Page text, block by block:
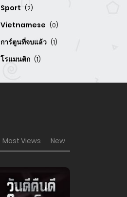
Sport (2)
Vietnamese (0)
การ์ตูนที่จบแล้ว (1)
โรแมนติก (1)
Most Views New